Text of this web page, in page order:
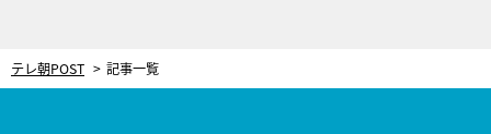
テレ朝POST 記事一覧